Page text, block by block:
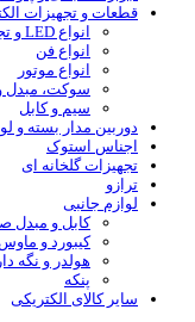
قطعات و تجهیزات
انواع LED و تجهیزات
انواع فن
انواع موتور
سوکت، مبدل
سیم و کابل
دوربین مدار بسته و
اجناس استوک
تجهیزات گلخانه ای
ترازو
لوازم جانبی
کابل و مبدل
کیبورد و ماوس
هولدر و نگه
پنکه
سایر کالای الکتریکی